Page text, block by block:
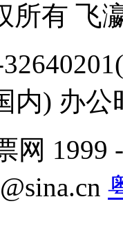
所有 飞
内) 办
1999